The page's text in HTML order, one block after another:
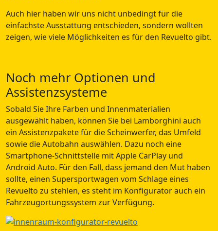
Auch hier haben wir uns nicht unbedingt für die
einfachste Ausstattung entschieden, sondern wollten
zeigen, wie viele Möglichkeiten es für den Revuelto gibt.
Noch mehr Optionen und
Assistenzsysteme
Sobald Sie Ihre Farben und Innenmaterialien
ausgewählt haben, können Sie bei Lamborghini auch
ein Assistenzpakete für die Scheinwerfer, das Umfeld
sowie die Autobahn auswählen. Dazu noch eine
Smartphone-Schnittstelle mit Apple CarPlay und
Android Auto. Für den Fall, dass jemand den Mut haben
sollte, einen Supersportwagen vom Schlage eines
Revuelto zu stehlen, es steht im Konfigurator auch ein
Fahrzeugortungssystem zur Verfügung.